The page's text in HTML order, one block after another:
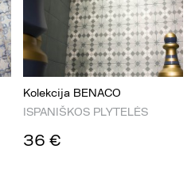
Kolekcija BENACO
ISPANIŠKOS PLYTELĖS
36 €